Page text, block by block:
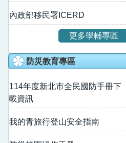
內政部移民署ICERD
更多學輔專區
防災教育專區
114年度新北市全民國防手冊下
載資訊
我的青旅行登山安全指南